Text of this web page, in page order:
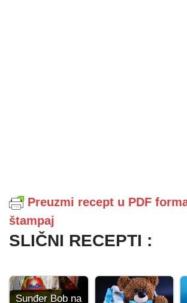
Preuzmi recept u PDF
štampaj
SLIČNI RECEPTI :
Sunđer Bob na